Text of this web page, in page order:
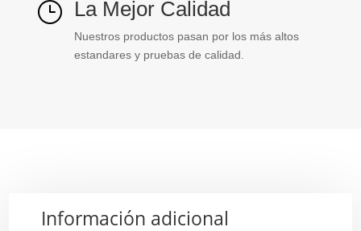
} La Mejor Calidad
Nuestros productos pasan por los más altos
estandares y pruebas de calidad.
Información adicional